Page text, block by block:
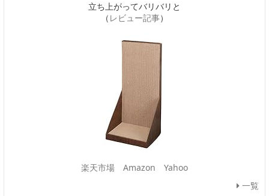
立ち上がってバリバリと
（ レビュー記事）
楽天市場 Amazon
Yahoo
一覧